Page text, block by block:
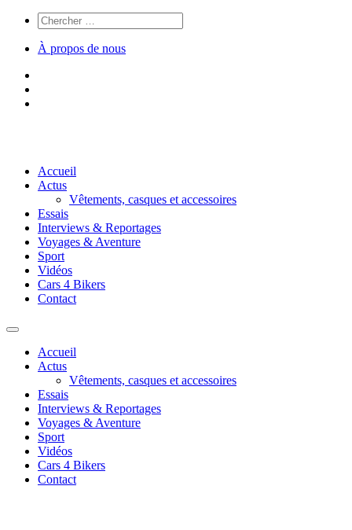
À propos de nous
Accueil
Actus
Vêtements, casques et accessoires
Essais
Interviews & Reportages
Voyages & Aventure
Sport
Vidéos
Cars 4 Bikers
Contact
Accueil
Actus
Vêtements, casques et accessoires
Essais
Interviews & Reportages
Voyages & Aventure
Sport
Vidéos
Cars 4 Bikers
Contact